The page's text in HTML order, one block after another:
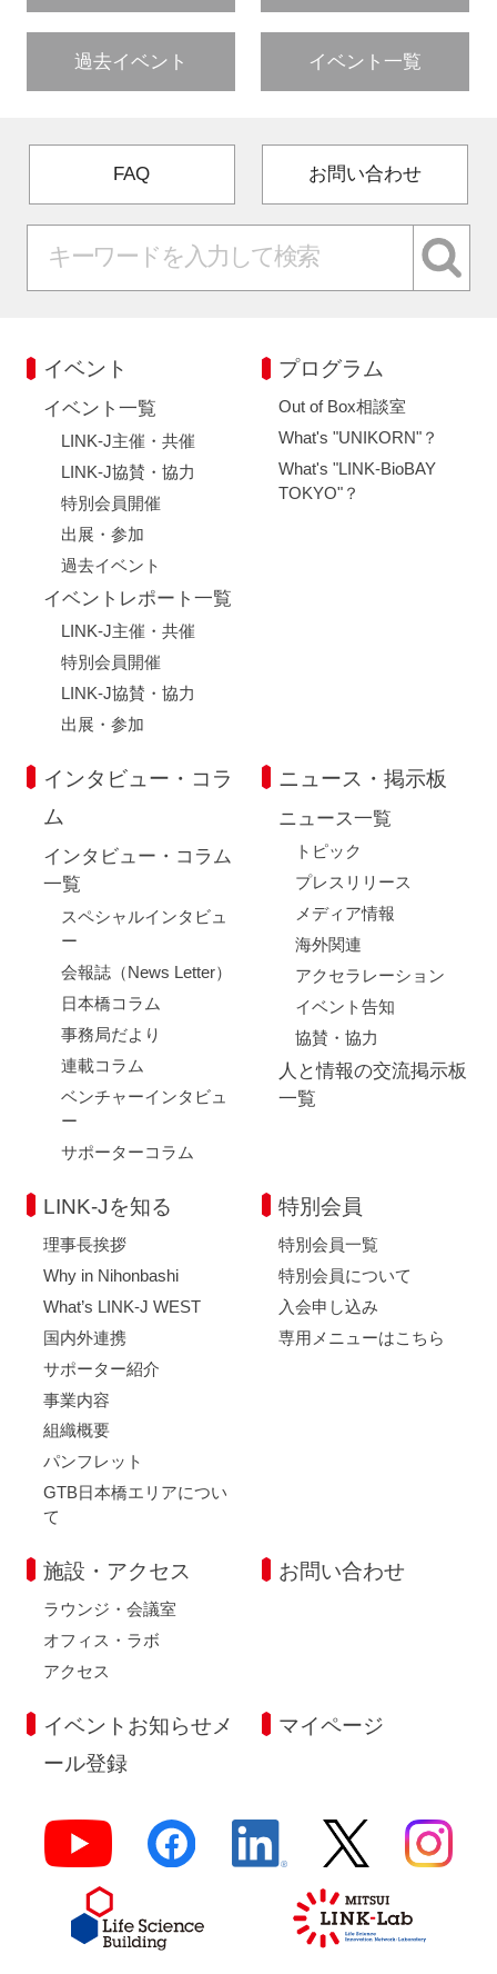
過去イベント イベント一覧
FAQ お問い合わせ
イベント
イベント一覧
LINK-J主催・共催
LINK-J協賛・協力
特別会員開催
出展・参加
過去イベント
イベントレポート一覧
LINK-J主催・共催
特別会員開催
LINK-J協賛・協力
出展・参加
プログラム
Out of Box相談室
What's "UNIKORN"？
What's "LINK-BioBAY
TOKYO"？
インタビュー・コラ
ム
インタビュー・コラム
一覧
スペシャルインタビュ
ー
会報誌（News Letter）
日本橋コラム
事務局だより
連載コラム
ベンチャーインタビュ
ー
サポーターコラム
ニュース・掲示板
ニュース一覧
トピック
プレスリリース
メディア情報
海外関連
アクセラレーション
イベント告知
協賛・協力
人と情報の交流掲示板
一覧
LINK-Jを知る
理事長挨拶
Why in Nihonbashi
What’s LINK-J WEST
国内外連携
サポーター紹介
事業内容
組織概要
パンフレット
GTB日本橋エリアについ
て
特別会員
特別会員一覧
特別会員について
入会申し込み
専用メニューはこちら
施設・アクセス
ラウンジ・会議室
オフィス・ラボ
アクセス
お問い合わせ
イベントお知らせメ
ール登録
マイページ